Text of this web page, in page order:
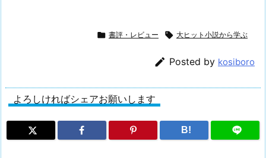
 書評・レビュー  大ヒット小説から学ぶ
 Posted by kosiboro
よろしければシェアお願いします
B!